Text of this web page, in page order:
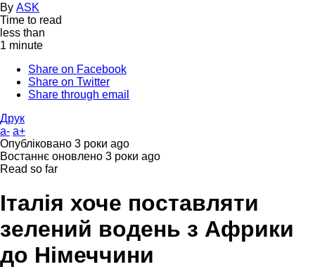
By ASK
Time to read
less than
1 minute
Share on Facebook
Share on Twitter
Share through email
Друк
a- a+
Опубліковано 3 роки ago
Востаннє оновлено 3 роки ago
Read so far
Італія хоче поставляти
зелений водень з Африки
до Німеччини